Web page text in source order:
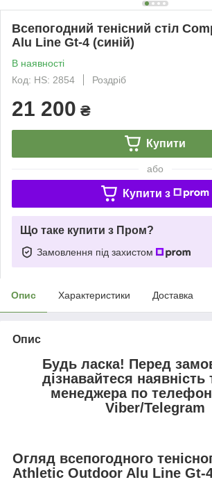
Всепогодний тенісний стіл
Alu Line Gt-4 (синій)
В наявності
Код: HS: 2854
Роздріб
21 200 ₴
Купити
або
Купити з
Що таке купити з Пром?
Замовлення під захистом
Опис Характеристики Доставка
Опис
Будь ласка! Перед
дізнавайтеся наявність
менеджера по
Viber/Telegram
Огляд всепогодного
Athletic Outdoor Alu Line Gt-